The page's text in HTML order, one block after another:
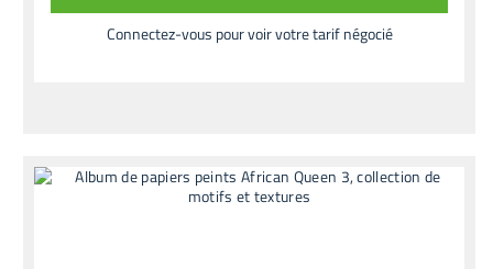
Connectez-vous pour voir votre tarif négocié